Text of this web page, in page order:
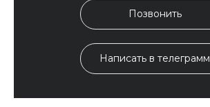
Позвонить
Написать в телеграмм